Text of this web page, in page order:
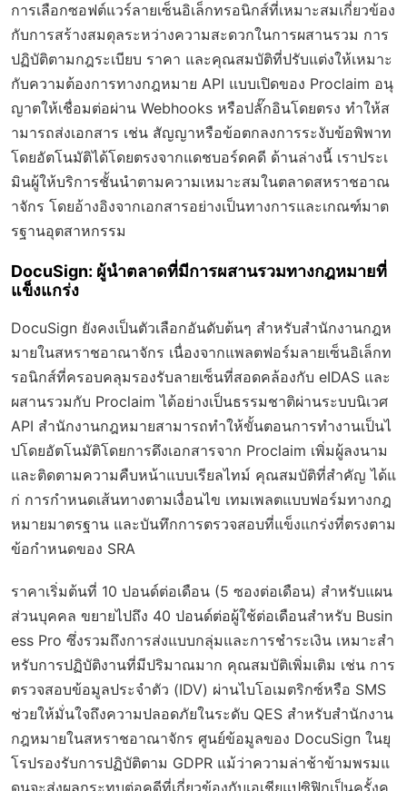
การเลือกซอฟต์แวร์ลายเซ็นอิเล็กทรอนิกส์ที่เหมาะสมเกี่ยวข้อง
กับการสร้างสมดุลระหว่างความสะดวกในการผสานรวม การ
ปฏิบัติตามกฎระเบียบ ราคา และคุณสมบัติที่ปรับแต่งให้เหมาะ
กับความต้องการทางกฎหมาย API แบบเปิดของ Proclaim อนุ
ญาตให้เชื่อมต่อผ่าน Webhooks หรือปลั๊กอินโดยตรง ทำให้ส
ามารถส่งเอกสาร เช่น สัญญาหรือข้อตกลงการระงับข้อพิพาท
โดยอัตโนมัติได้โดยตรงจากแดชบอร์ดคดี ด้านล่างนี้ เราประเ
มินผู้ให้บริการชั้นนำตามความเหมาะสมในตลาดสหราชอาณ
าจักร โดยอ้างอิงจากเอกสารอย่างเป็นทางการและเกณฑ์มาต
รฐานอุตสาหกรรม
DocuSign: ผู้นำตลาดที่มีการผสานรวมทางกฎหมายที่
แข็งแกร่ง
DocuSign ยังคงเป็นตัวเลือกอันดับต้นๆ สำหรับสำนักงานกฎห
มายในสหราชอาณาจักร เนื่องจากแพลตฟอร์มลายเซ็นอิเล็กท
รอนิกส์ที่ครอบคลุมรองรับลายเซ็นที่สอดคล้องกับ eIDAS และ
ผสานรวมกับ Proclaim ได้อย่างเป็นธรรมชาติผ่านระบบนิเวศ
API สำนักงานกฎหมายสามารถทำให้ขั้นตอนการทำงานเป็นไ
ปโดยอัตโนมัติโดยการดึงเอกสารจาก Proclaim เพิ่มผู้ลงนาม
และติดตามความคืบหน้าแบบเรียลไทม์ คุณสมบัติที่สำคัญ ได้แ
ก่ การกำหนดเส้นทางตามเงื่อนไข เทมเพลตแบบฟอร์มทางกฎ
หมายมาตรฐาน และบันทึกการตรวจสอบที่แข็งแกร่งที่ตรงตาม
ข้อกำหนดของ SRA
ราคาเริ่มต้นที่ 10 ปอนด์ต่อเดือน (5 ซองต่อเดือน) สำหรับแผน
ส่วนบุคคล ขยายไปถึง 40 ปอนด์ต่อผู้ใช้ต่อเดือนสำหรับ Busin
ess Pro ซึ่งรวมถึงการส่งแบบกลุ่มและการชำระเงิน เหมาะสำ
หรับการปฏิบัติงานที่มีปริมาณมาก คุณสมบัติเพิ่มเติม เช่น การ
ตรวจสอบข้อมูลประจำตัว (IDV) ผ่านไบโอเมตริกซ์หรือ SMS
ช่วยให้มั่นใจถึงความปลอดภัยในระดับ QES สำหรับสำนักงาน
กฎหมายในสหราชอาณาจักร ศูนย์ข้อมูลของ DocuSign ในยุ
โรปรองรับการปฏิบัติตาม GDPR แม้ว่าความล่าช้าข้ามพรมแ